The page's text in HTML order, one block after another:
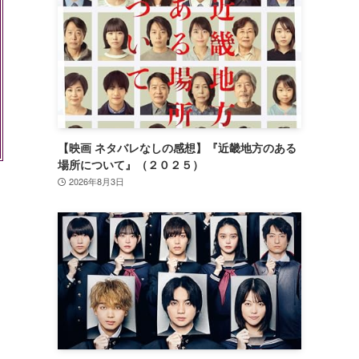
【映画 ネタバレなしの感想】『近畿地方のある
場所について』（２０２５）
2026年8月3日